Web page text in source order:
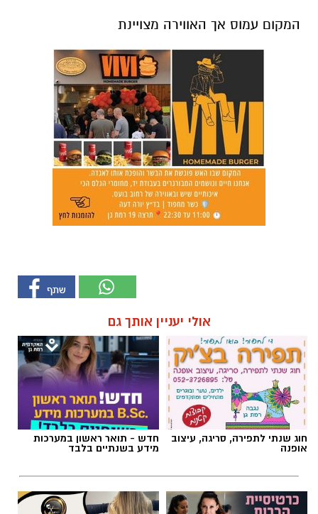
המקום עמוס אך האווירה מצויינת
אולי יעניין אותך גם
חוג שנתי לתפירה, סריגה, עיצוב
אופנה
חדש - תואר ראשון במערכות
מידע בשנתיים בלבד